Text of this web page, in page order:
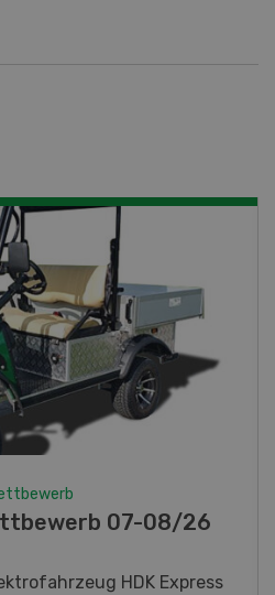
26
fünf LANDI